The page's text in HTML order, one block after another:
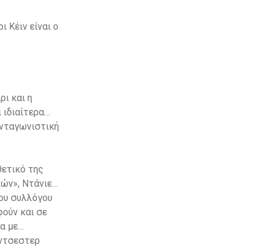
είναι ο
και η
της
Ντάνιελ
συλλόγου
και σε
με